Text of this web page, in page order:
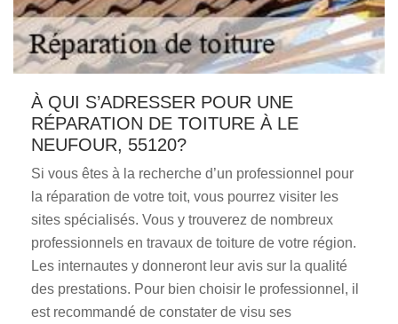
À QUI S’ADRESSER POUR UNE
RÉPARATION DE TOITURE À LE
NEUFOUR, 55120?
Si vous êtes à la recherche d’un professionnel pour
la réparation de votre toit, vous pourrez visiter les
sites spécialisés. Vous y trouverez de nombreux
professionnels en travaux de toiture de votre région.
Les internautes y donneront leur avis sur la qualité
des prestations. Pour bien choisir le professionnel, il
est recommandé de constater de visu ses